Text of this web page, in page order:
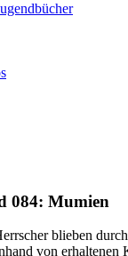
084: Mumien
blieben
von erhaltenen